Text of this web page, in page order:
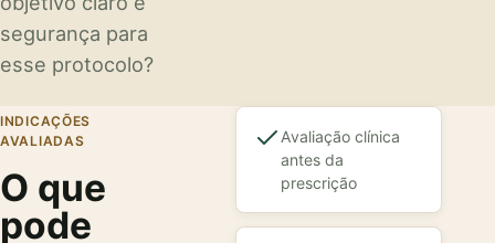
segurança para
esse protocolo?
INDICAÇÕES
AVALIADAS
O que
pode
Avaliação clínica
antes da
prescrição